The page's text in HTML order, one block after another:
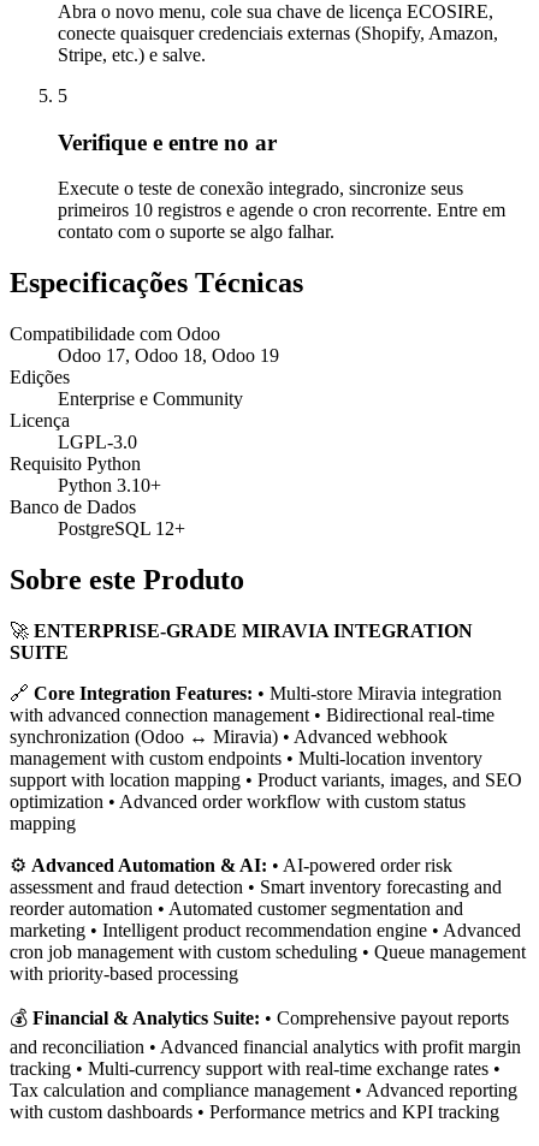
Abra o novo menu, cole sua chave de licença ECOSIRE,
conecte quaisquer credenciais externas (Shopify, Amazon,
Stripe, etc.) e salve.
5
Verifique e entre no ar
Execute o teste de conexão integrado, sincronize seus
primeiros 10 registros e agende o cron recorrente. Entre em
contato com o suporte se algo falhar.
Especificações Técnicas
Compatibilidade com Odoo
Odoo 17, Odoo 18, Odoo 19
Edições
Enterprise e Community
Licença
LGPL-3.0
Requisito Python
Python 3.10+
Banco de Dados
PostgreSQL 12+
Sobre este Produto
🚀 ENTERPRISE-GRADE MIRAVIA INTEGRATION
SUITE
🔗 Core Integration Features: • Multi-store Miravia integration
with advanced connection management • Bidirectional real-time
synchronization (Odoo ↔ Miravia) • Advanced webhook
management with custom endpoints • Multi-location inventory
support with location mapping • Product variants, images, and SEO
optimization • Advanced order workflow with custom status
mapping
⚙️ Advanced Automation & AI: • AI-powered order risk
assessment and fraud detection • Smart inventory forecasting and
reorder automation • Automated customer segmentation and
marketing • Intelligent product recommendation engine • Advanced
cron job management with custom scheduling • Queue management
with priority-based processing
💰 Financial & Analytics Suite: • Comprehensive payout reports
and reconciliation • Advanced financial analytics with profit margin
tracking • Multi-currency support with real-time exchange rates •
Tax calculation and compliance management • Advanced reporting
with custom dashboards • Performance metrics and KPI tracking